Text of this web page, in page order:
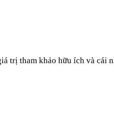
trị tham khảo hữu ích và cái